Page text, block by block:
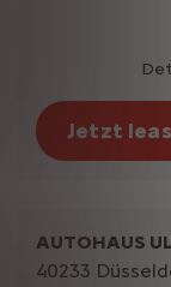
Jetzt
AUTOHAUS
40233